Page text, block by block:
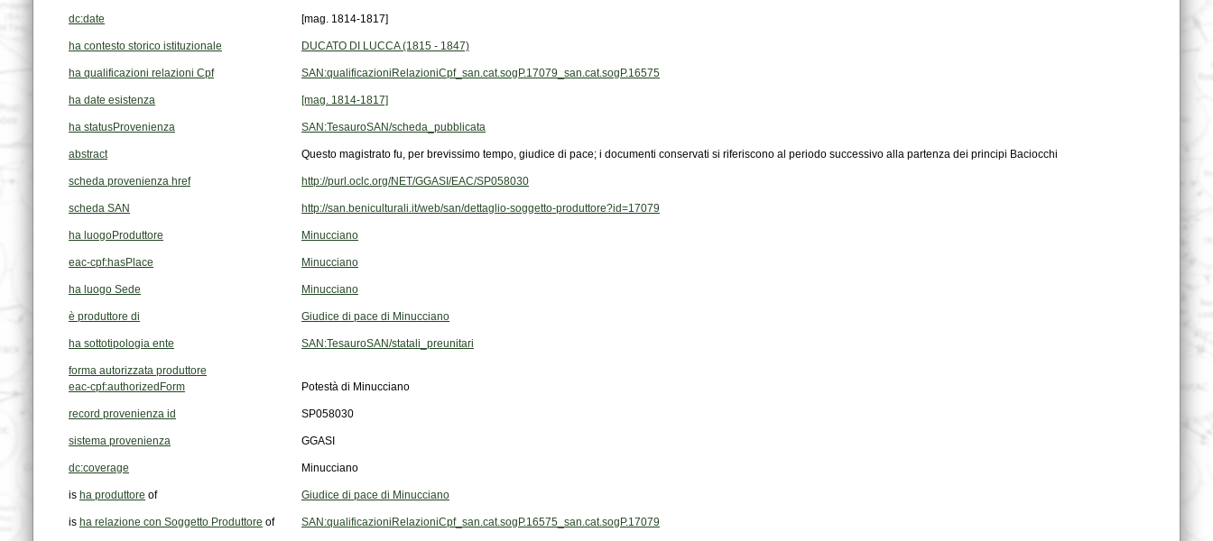
dc:date [mag. 1814-1817]
ha contesto storico istituzionale DUCATO DI LUCCA (1815 - 1847)
ha qualificazioni relazioni Cpf SAN:qualificazioniRelazioniCpf_san.cat.sogP.17079_san.cat.sogP.16575
ha date esistenza [mag. 1814-1817]
ha statusProvenienza SAN:TesauroSAN/scheda_pubblicata
abstract Questo magistrato fu, per brevissimo tempo, giudice di pace; i documenti conservati si riferiscono al periodo successivo alla partenza dei principi Baciocchi
scheda provenienza href http://purl.oclc.org/NET/GGASI/EAC/SP058030
scheda SAN http://san.beniculturali.it/web/san/dettaglio-soggetto-produttore?id=17079
ha luogoProduttore Minucciano
eac-cpf:hasPlace Minucciano
ha luogo Sede Minucciano
è produttore di Giudice di pace di Minucciano
ha sottotipologia ente SAN:TesauroSAN/statali_preunitari
forma autorizzata produttore
eac-cpf:authorizedForm
Potestà di Minucciano
record provenienza id SP058030
sistema provenienza GGASI
dc:coverage Minucciano
is ha produttore of Giudice di pace di Minucciano
is ha relazione con Soggetto Produttore of SAN:qualificazioniRelazioniCpf_san.cat.sogP.16575_san.cat.sogP.17079